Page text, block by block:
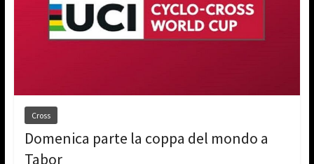
Cross
Domenica parte la coppa del mondo a
Tabor